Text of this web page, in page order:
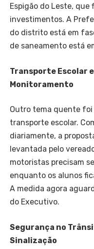
Espigão do Leste,
investimentos. A
do distrito está em
de saneamento está
Transporte Escolar
Monitoramento
Outro tema quente
transporte escolar.
diariamente, a
levantada pelo
motoristas precisam
enquanto os alunos
A medida agora
do Executivo.
Segurança no
Sinalização